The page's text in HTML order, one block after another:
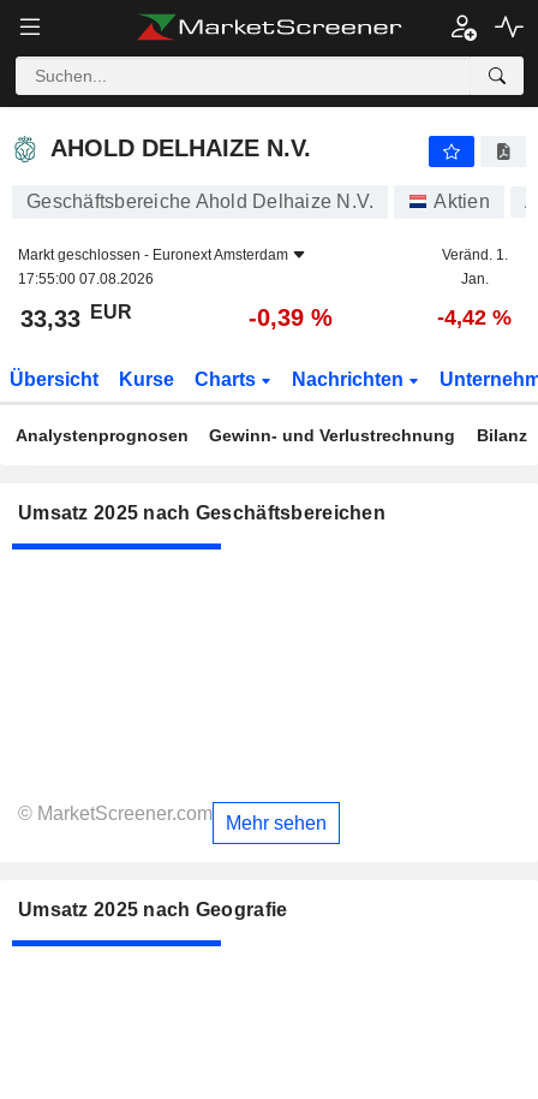
AHOLD DELHAIZE N.V.
AHOLD DELHAIZE N.V.
Geschäftsbereiche Ahold Delhaize N.V. Aktien
Markt geschlossen - Euronext Amsterdam
17:55:00 07.08.2026
Veränd. 1.
Jan.
33,33 EUR -0,39 % -4,42 %
Übersicht Kurse Charts Nachrichten
Analystenprognosen Gewinn- und Verlustrechnung Bilanz
Umsatz 2025 nach Geschäftsbereichen
© MarketScreener.com Mehr sehen
Umsatz 2025 nach Geografie